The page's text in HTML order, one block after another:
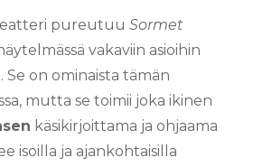
pureutuu Sormet
vakaviin asioihin
on ominaista tämän
mutta se toimii joka ikinen
käsikirjoittama ja ohjaama
isoilla ja ajankohtaisilla